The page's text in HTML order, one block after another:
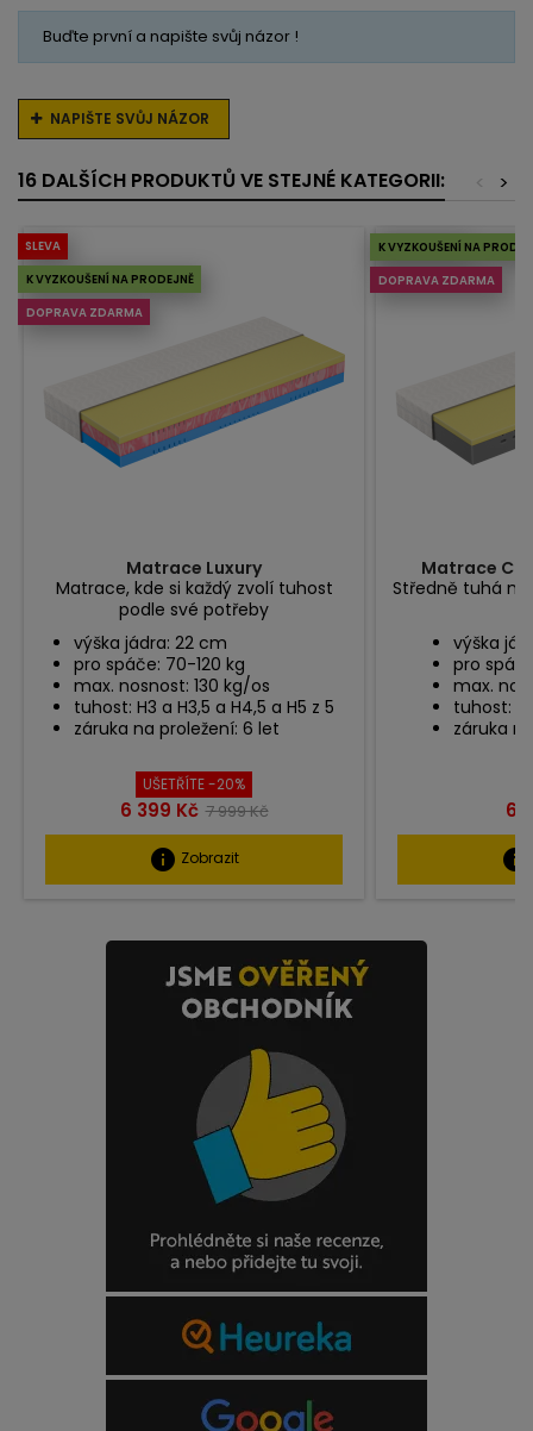
Buďte první a napište svůj názor !
NAPIŠTE SVŮJ NÁZOR
16 DALŠÍCH PRODUKTŮ VE STEJNÉ KATEGORII: >
<
K VYZKOUŠENÍ NA PRODEJNĚ
DOPRAVA ZDARMA
SLEVA
Matrace Luxury
Matrace, kde si každý zvolí tuhost
podle své potřeby
výška jádra: 22 cm
pro spáče: 70-120 kg
max. nosnost: 130 kg/os
tuhost: H3 a H3,5 a H4,5 a H5 z 5
záruka na proležení: 6 let
UŠETŘÍTE -20%
Cena
6 399 Kč Běžná
cena
7 999 Kč
info Zobrazit
K VYZKOUŠENÍ NA
DOPRAVA ZDARMA
Vyprodáno
Matrace
Středně tuhá
výška
pro
max.
tuhost:
záruka
6
info